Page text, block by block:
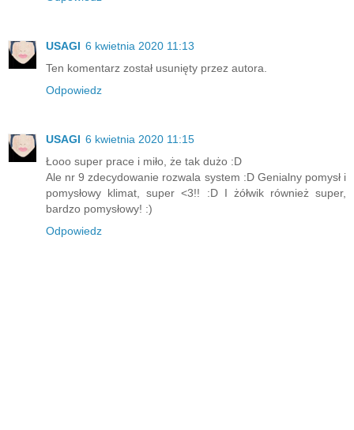
USAGI 6 kwietnia 2020 11:13
Ten komentarz został usunięty przez autora.
Odpowiedz
USAGI 6 kwietnia 2020 11:15
Łooo super prace i miło, że tak dużo :D
Ale nr 9 zdecydowanie rozwala system :D Genialny pomysł i
pomysłowy klimat, super <3!! :D I żółwik również super,
bardzo pomysłowy! :)
Odpowiedz